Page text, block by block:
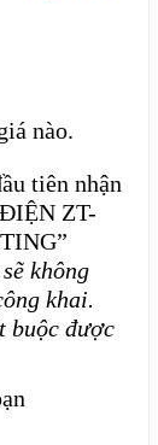
nào.
tiên nhận
ZT-
không
khai.
buộc được